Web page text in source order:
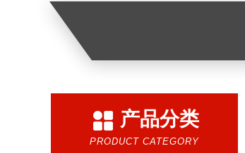
产品分类
PRODUCT CATEGORY